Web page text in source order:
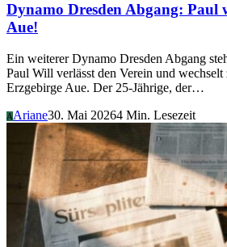
Dynamo Dresden Abgang: Paul
Aue!
Ein weiterer Dynamo Dresden Abgang
Paul Will verlässt den Verein und
Erzgebirge Aue. Der 25-Jährige, der…
AAriane30. Mai 20264 Min. Lesezeit